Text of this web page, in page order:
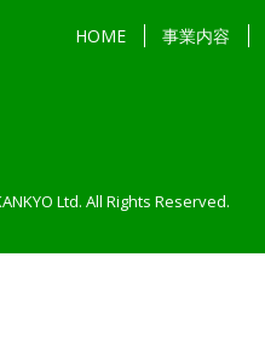
HOME 事業内容
Ltd. All Rights Reserved.